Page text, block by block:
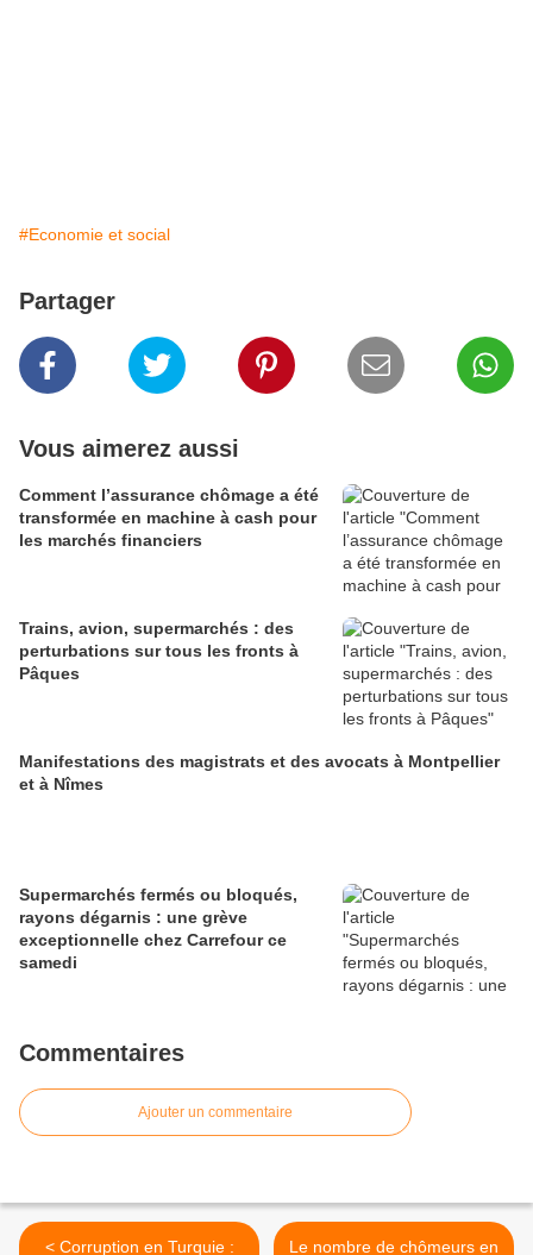
#Economie et social
Partager
Vous aimerez aussi
Comment l’assurance chômage a été
transformée en machine à cash pour
les marchés financiers
Trains, avion, supermarchés : des
perturbations sur tous les fronts à
Pâques
Manifestations des magistrats et des avocats à Montpellier
et à Nîmes
Supermarchés fermés ou bloqués,
rayons dégarnis : une grève
exceptionnelle chez Carrefour ce
samedi
Commentaires
Ajouter un commentaire
< Corruption en Turquie :
Le nombre de chômeurs en